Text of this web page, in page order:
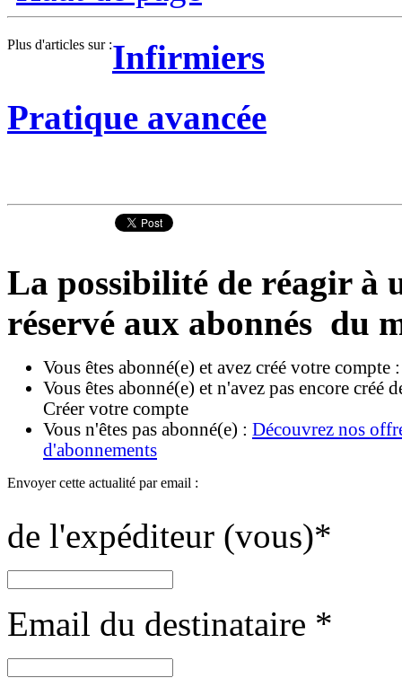
Plus d'articles sur :Infirmiers
Pratique avancée
La possibilité de réagir à
réservé aux abonnés du
Vous êtes abonné(e) et avez créé votre compte
Vous êtes abonné(e) et n'avez pas encore créé
Créer votre compte
Vous n'êtes pas abonné(e) : Découvrez nos
d'abonnements
Envoyer cette actualité par email :
de l'expéditeur (vous)*
Email du destinataire *